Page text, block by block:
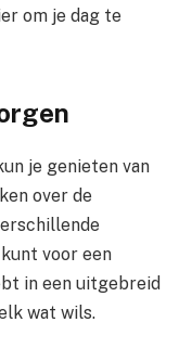
om je dag te
je genieten van
over de
voor een
in een uitgebreid
wat wils.